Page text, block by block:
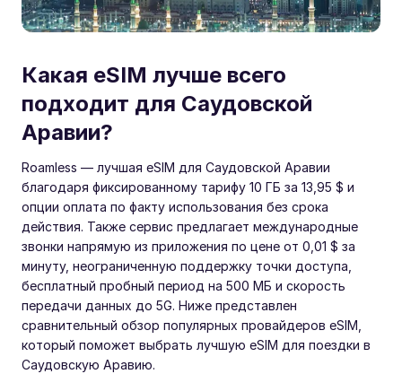
Какая eSIM лучше всего
подходит для Саудовской
Аравии?
Roamless — лучшая eSIM для Саудовской Аравии
благодаря фиксированному тарифу 10 ГБ за 13,95 $ и
опции оплата по факту использования без срока
действия. Также сервис предлагает международные
звонки напрямую из приложения по цене от 0,01 $ за
минуту, неограниченную поддержку точки доступа,
бесплатный пробный период на 500 МБ и скорость
передачи данных до 5G. Ниже представлен
сравнительный обзор популярных провайдеров eSIM,
который поможет выбрать лучшую eSIM для поездки в
Саудовскую Аравию.